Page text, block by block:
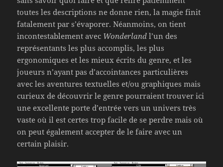
toutes les descriptions ne donne rien, la magie finit
fatalement par s’évaporer. Néanmoins, on tient
incontestablement avec Wonderland l’un des
représentants les plus accomplis, les plus
ergonomiques et les mieux écrits du genre, et les
joueurs n’ayant pas d’accointances particulières
avec les aventures textuelles et/ou graphiques mais
curieux de découvrir le genre pourraient trouver ici
une excellente porte d’entrée vers un univers très
vaste où il est certes trop facile de se perdre mais où
on peut également accepter de le faire avec un
certain plaisir.